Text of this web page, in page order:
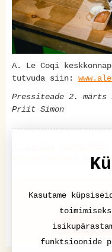
A. Le Coqi
tutvuda siin:
Pressiteade 2. märts
Priit Simon
Asi on paremas
Pressiteade
postitatud
LISA
Kasutame
funktsioonide